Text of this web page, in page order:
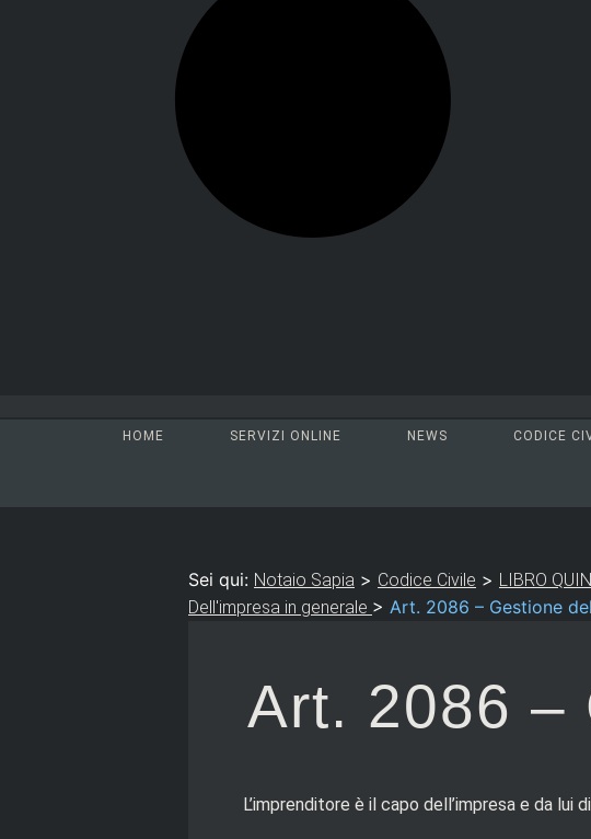
HOME SERVIZI ONLINE NEWS CODICE
Sei qui: Notaio Sapia > Codice Civile > LIBRO
Dell'impresa in generale > Art. 2086 – Gestione
Art. 2086 –
L’imprenditore è il capo dell’impresa e da